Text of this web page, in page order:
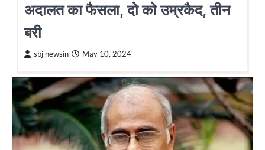
अदालत का फैसला, दो को उम्रकैद, तीन
बरी
sbj newsin May 10, 2024